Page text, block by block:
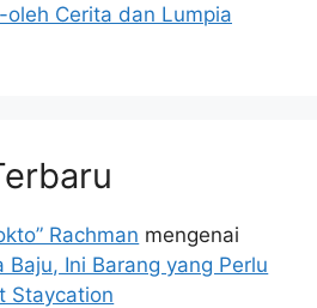
oleh Cerita dan Lumpia
Rachman mengenai
Baju, Ini Barang yang Perlu
Staycation